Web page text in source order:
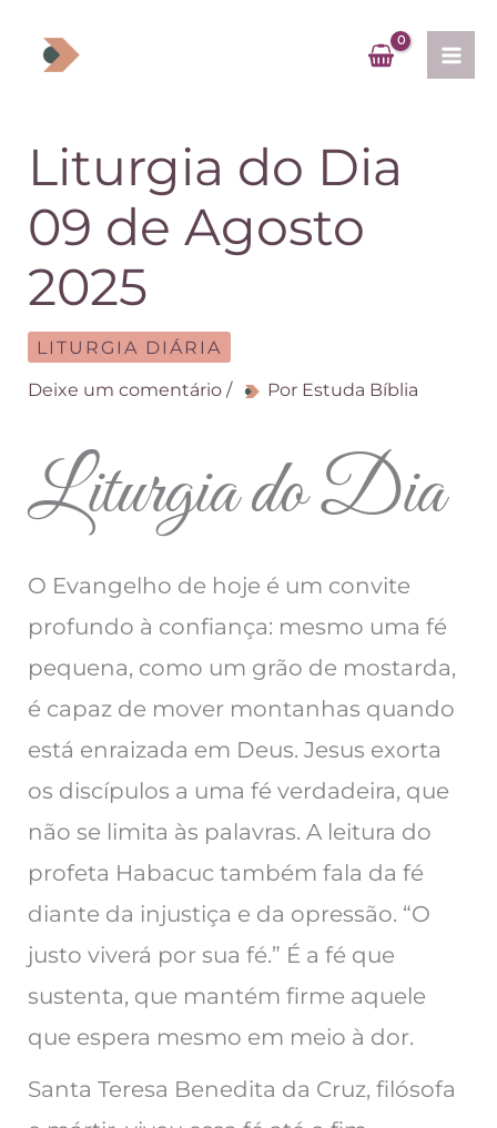
Liturgia do Dia
09 de Agosto
2025
LITURGIA DIÁRIA
Deixe um comentário / Por Estuda Bíblia
Liturgia do Dia
O Evangelho de hoje é um convite
profundo à confiança: mesmo uma fé
pequena, como um grão de mostarda,
é capaz de mover montanhas quando
está enraizada em Deus. Jesus exorta
os discípulos a uma fé verdadeira, que
não se limita às palavras. A leitura do
profeta Habacuc também fala da fé
diante da injustiça e da opressão. “O
justo viverá por sua fé.” É a fé que
sustenta, que mantém firme aquele
que espera mesmo em meio à dor.
Santa Teresa Benedita da Cruz, filósofa